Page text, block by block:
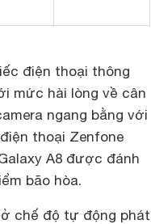
điện thoại thông
mức hài lòng về cân
ngang bằng với
thoại Zenfone
A8 được đánh
bão hòa.
chế độ tự động phát